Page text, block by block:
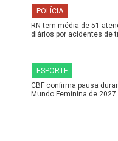
POLÍCIA
RN tem média de 51
diários por acidentes de
ESPORTE
CBF confirma pausa
Mundo Feminina de 2027